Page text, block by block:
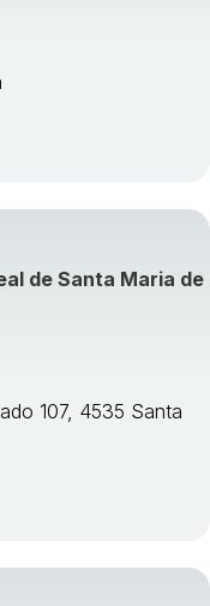
de Santa Maria de
107, 4535 Santa